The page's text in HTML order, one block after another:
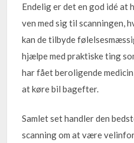
Endelig er det en god idé at
ven med sig til scanningen,
kan de tilbyde
hjælpe med praktiske ting
har fået beroligende
at køre bil bagefter.
Samlet set handler den
scanning om at være